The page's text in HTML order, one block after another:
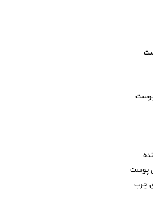
پوست
پوست
چرب